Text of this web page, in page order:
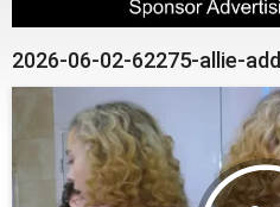
2026-06-02-62275-allie-